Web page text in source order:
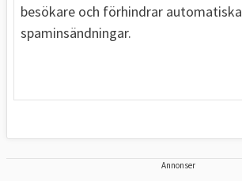
besökare och förhindrar automatiska
spaminsändningar.
Annonser